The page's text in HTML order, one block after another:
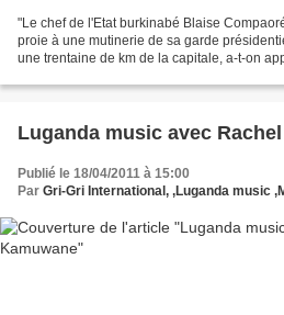
"Le chef de l'Etat burkinabé Blaise
proie à une mutinerie de sa garde
une trentaine de km de la capitale, a-t-on
Luganda music avec
Publié le 18/04/2011 à 15:00
Par Gri-Gri International, ,Luganda music